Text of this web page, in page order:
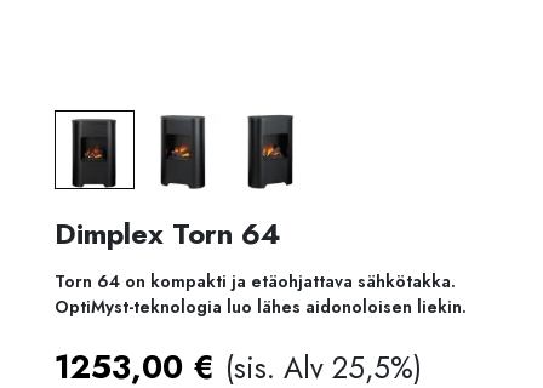
Dimplex Torn 64
Torn 64 on kompakti ja etäohjattava sähkötakka.
OptiMyst-teknologia luo lähes aidonoloisen liekin.
1253,00 € (sis. Alv 25,5%)